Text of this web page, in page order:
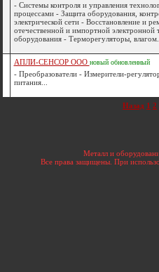
- Системы контроля и управления
процессами - Защита оборудования,
электрической сети - Восстановление и
отечественной и импортной электронной
оборудования - Терморегуляторы,
АПЛИ-СЕНСОР ООО новый обновленный
- Преобразователи - Измерители-
питания...
Назад 1 2
Металл и
Все права защищены. При